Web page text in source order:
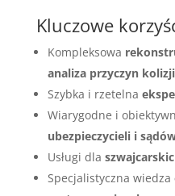
Kluczowe
Kompleksowa
analiza przyczyn kolizji
Szybka i rzetelna
Wiarygodne i
ubezpieczycieli i
Usługi dla
Specjalistyczna wiedza